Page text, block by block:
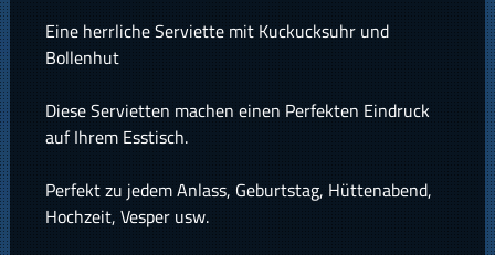
Eine herrliche Serviette mit Kuckucksuhr und
Bollenhut
Diese Servietten machen einen Perfekten Eindruck
auf Ihrem Esstisch.
Perfekt zu jedem Anlass, Geburtstag, Hüttenabend,
Hochzeit, Vesper usw.